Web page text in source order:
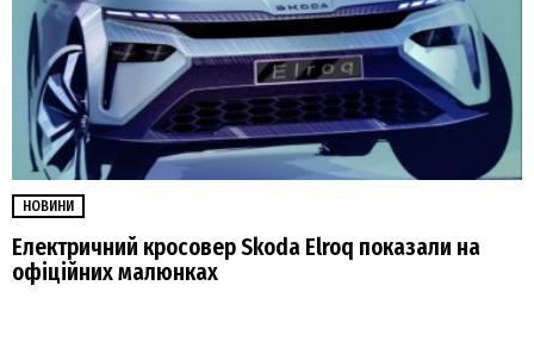
НОВИНИ
Електричний кросовер Skoda Elroq показали на
офіційних малюнках